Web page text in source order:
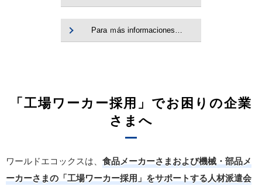
Para ｍás informaciones…
「工場ワーカー採用」でお困りの企業
さまへ
ワールドエコックスは、 食品メーカーさまおよび機械・部品メ
ーカーさまの「工場ワーカー採用」をサポートする人材派遣会